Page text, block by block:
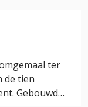
ter
de tien
Gebouwd…